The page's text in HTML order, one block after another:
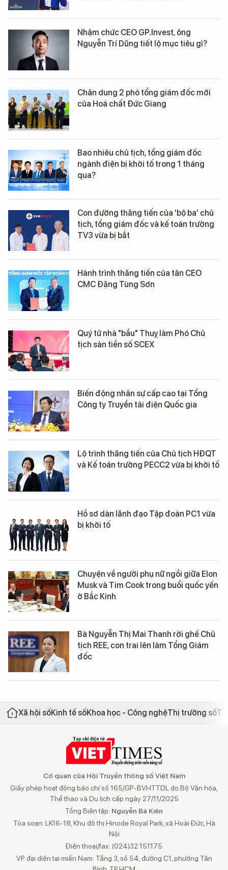
Nhậm chức CEO GP.Invest, ông
Nguyễn Trí Dũng tiết lộ mục tiêu gì?
Chân dung 2 phó tổng giám đốc mới
của Hoá chất Đức Giang
Bao nhiêu chủ tịch, tổng giám đốc
ngành điện bị khởi tố trong 1 tháng
qua?
Con đường thăng tiến của 'bộ ba' chủ
tịch, tổng giám đốc và kế toán trưởng
TV3 vừa bị bắt
Hành trình thăng tiến của tân CEO
CMC Đặng Tùng Sơn
Quý tử nhà "bầu" Thuỵ làm Phó Chủ
tịch sàn tiền số SCEX
Biến động nhân sự cấp cao tại Tổng
Công ty Truyền tải điện Quốc gia
Lộ trình thăng tiến của Chủ tịch HĐQT
và Kế toán trưởng PECC2 vừa bị khởi tố
Hồ sơ dàn lãnh đạo Tập đoàn PC1 vừa
bị khởi tố
Chuyện về người phụ nữ ngồi giữa Elon
Musk và Tim Cook trong buổi quốc yến
ở Bắc Kinh
Bà Nguyễn Thị Mai Thanh rời ghế Chủ
tịch REE, con trai lên làm Tổng Giám
đốc
Xã hội sốKinh tế sốKhoa học - Công nghệThị trường số
Cơ quan của Hội Truyền thông số Việt Nam
Giấy phép hoạt động báo chí số 165/GP-BVHTTDL do Bộ Văn hóa,
Thể thao và Du lịch cấp ngày 27/11/2025
Tổng Biên tập: Nguyễn Bá Kiên
Tòa soạn: LK16-18, Khu đô thị Hinode Royal Park, xã Hoài Đức, Hà
Nội
Điện thoại/fax: (024)32 151175
VP đại diện tại miền Nam: Tầng 3, số 54, đường C1, phường Tân